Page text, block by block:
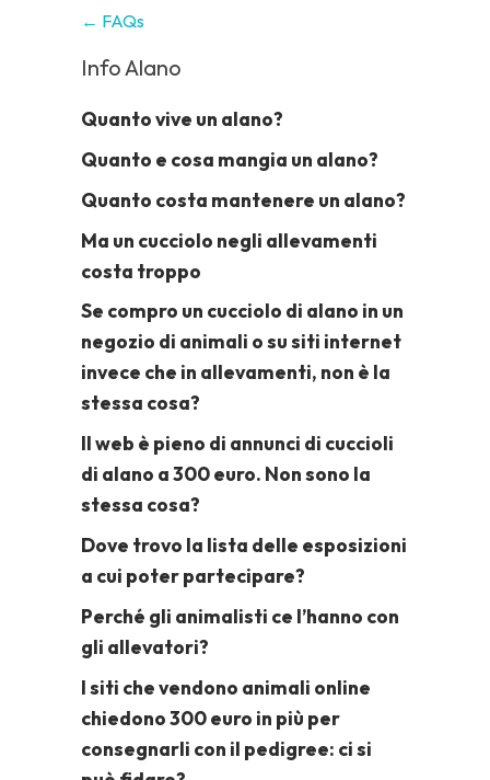
← FAQs
Info Alano
Quanto vive un alano?
Quanto e cosa mangia un alano?
Quanto costa mantenere un alano?
Ma un cucciolo negli allevamenti
costa troppo
Se compro un cucciolo di alano in un
negozio di animali o su siti internet
invece che in allevamenti, non è la
stessa cosa?
Il web è pieno di annunci di cuccioli
di alano a 300 euro. Non sono la
stessa cosa?
Dove trovo la lista delle esposizioni
a cui poter partecipare?
Perché gli animalisti ce l’hanno con
gli allevatori?
I siti che vendono animali online
chiedono 300 euro in più per
consegnarli con il pedigree: ci si